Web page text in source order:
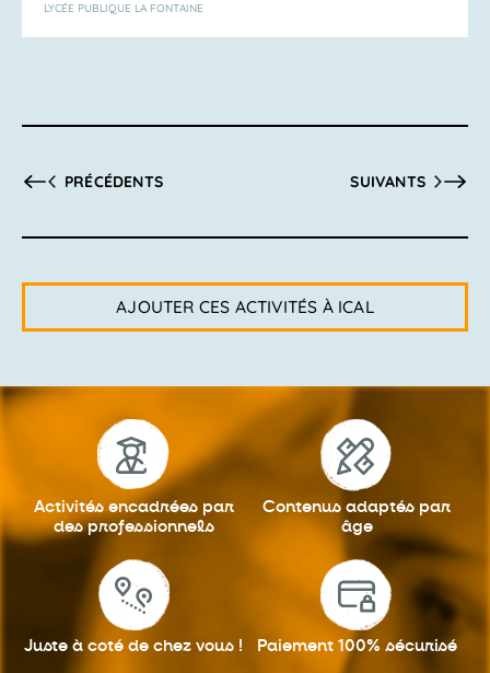
LYCÉE PUBLIQUE LA FONTAINE
ACTIVITÉS
PRÉCÉDENTS ACTIVITÉS
SUIVANTS
AJOUTER CES ACTIVITÉS À ICAL
Activités encadrées par
des professionnels
Contenus adaptés par
âge
Juste à coté de chez vous ! Paiement 100% sécurisé